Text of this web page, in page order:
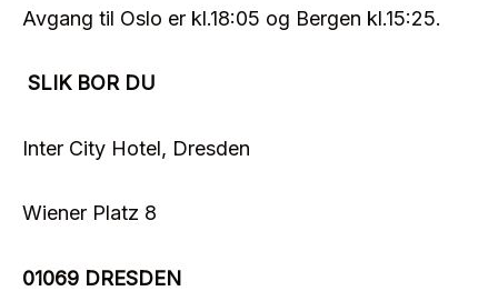
Avgang til Oslo er kl.18:05 og Bergen kl.15:25.
SLIK BOR DU
Inter City Hotel, Dresden
Wiener Platz 8
01069 DRESDEN